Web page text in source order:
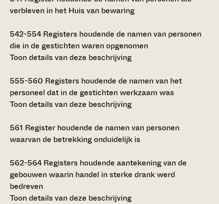
verbleven in het Huis van bewaring
542-554 Registers houdende de namen van personen
die in de gestichten waren opgenomen
Toon details van deze beschrijving
555-560 Registers houdende de namen van het
personeel dat in de gestichten werkzaam was
Toon details van deze beschrijving
561 Register houdende de namen van personen
waarvan de betrekking onduidelijk is
562-564 Registers houdende aantekening van de
gebouwen waarin handel in sterke drank werd
bedreven
Toon details van deze beschrijving